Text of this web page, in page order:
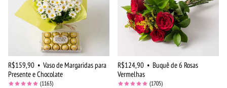
R$159,90 • Vaso de Margaridas para
Presente e Chocolate
(1163)
R$124,90 • Buquê de 6 Rosas
Vermelhas
(1705)